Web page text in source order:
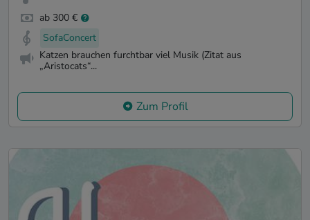
ab 300 €
SofaConcert
Katzen brauchen furchtbar viel Musik (Zitat aus
„Aristocats“...
Zum Profil